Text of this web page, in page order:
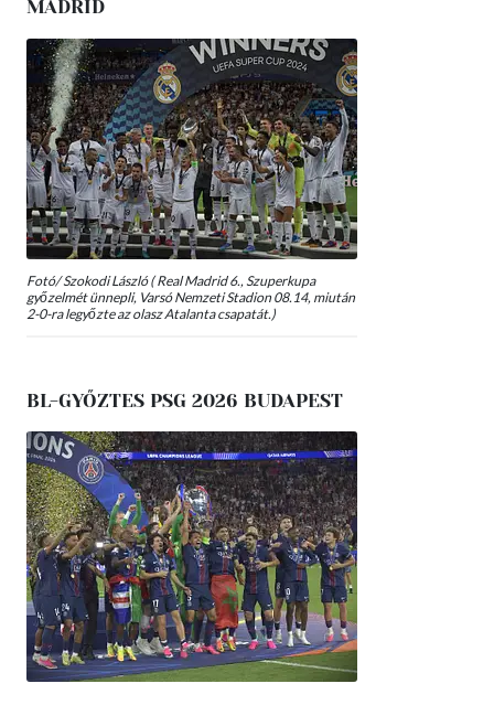
MADRID
Fotó/ Szokodi László ( Real Madrid 6., Szuperkupa
győzelmét ünnepli, Varsó Nemzeti Stadion 08.14, miután
2-0-ra legyőzte az olasz Atalanta csapatát.)
BL-GYŐZTES PSG 2026 BUDAPEST